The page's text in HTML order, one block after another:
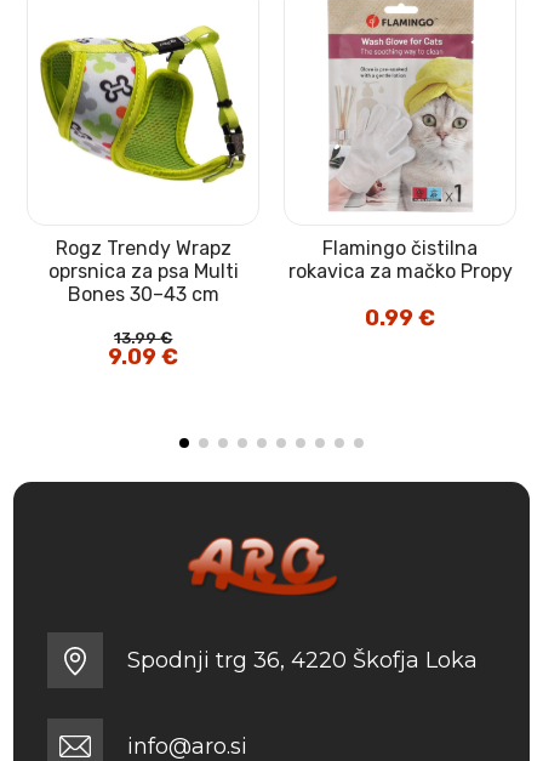
Rogz Trendy Wrapz
oprsnica za psa Multi
Bones 30–43 cm
13.99€
Izvirna
cena
9.09€Trenutna
cena
Flamingo čistilna
rokavica za mačko Propy
0.99€
Spodnji trg 36, 4220 Škofja Loka
info@aro.si